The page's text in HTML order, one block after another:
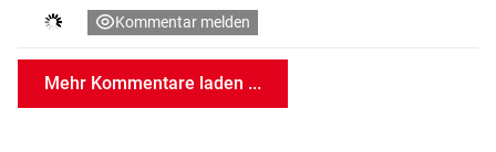
Kommentar melden
Mehr Kommentare laden ...